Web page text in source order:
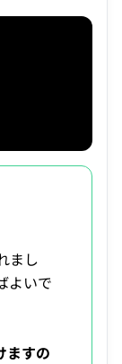
まし
よいで
ますの